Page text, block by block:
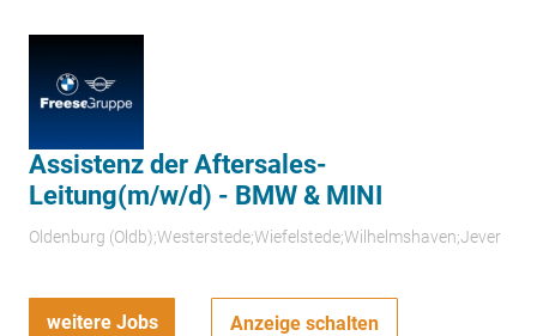
Assistenz der Aftersales-
Leitung(m/w/d) - BMW & MINI
Oldenburg (Oldb);Westerstede;Wiefelstede;Wilhelmshaven;Jever
weitere Jobs Anzeige schalten